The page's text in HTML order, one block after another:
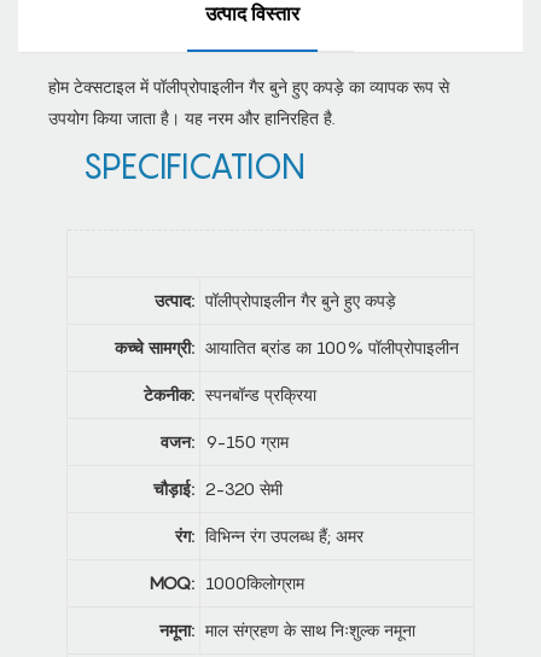
उत्पाद विस्तार
होम टेक्सटाइल में पॉलीप्रोपाइलीन गैर बुने हुए कपड़े का व्यापक रूप से
उपयोग किया जाता है। यह नरम और हानिरहित है.
SPECIFICATION
उत्पाद: पॉलीप्रोपाइलीन गैर बुने हुए कपड़े
कच्चे सामग्री: आयातित ब्रांड का 100% पॉलीप्रोपाइलीन
टेकनीक: स्पनबॉन्ड प्रक्रिया
वजन: 9-150 ग्राम
चौड़ाई: 2-320 सेमी
रंग: विभिन्न रंग उपलब्ध हैं; अमर
MOQ: 1000किलोग्राम
नमूना: माल संग्रहण के साथ निःशुल्क नमूना